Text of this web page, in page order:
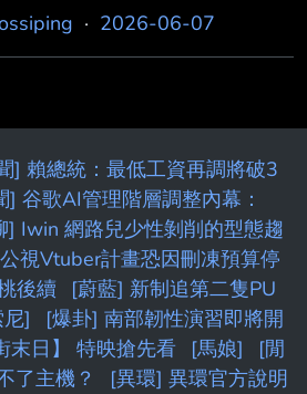
是很簡單的道理嗎 你們這些大
· 2026-06-07
] 賴總統：最低工資再調將破3
] 谷歌AI管理階層調整內幕：
] Iwin 網路兒少性剝削的型態趨
視Vtuber計畫恐因刪凍預算停
後續
[蔚藍] 新制追第二隻PU
]
[爆卦] 南部韌性演習即將開
末日】 特映搶先看 [馬娘]
[閒
了主機？
[異環] 異環官方說明